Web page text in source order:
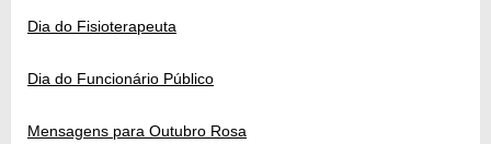
Dia do Fisioterapeuta
Dia do Funcionário Público
Mensagens para Outubro Rosa